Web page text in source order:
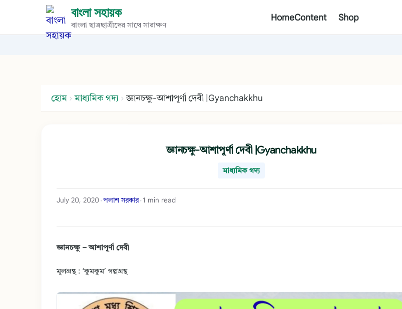
বাংলা সহায়ক
বাংলা ছাত্রছাত্রীদের সাথে সারাক্ষণ
HomeContent Shop
হোম › মাধ্যমিক গদ্য › জ্ঞানচক্ষু-আশাপূর্ণা দেবী |Gyanchakkhu
জ্ঞানচক্ষু-আশাপূর্ণা দেবী |Gyanchakkhu
মাধ্যমিক গদ্য
July 20, 2020 • পলাশ সরকার • 1 min read
জ্ঞানচক্ষু – আশাপূর্ণা দেবী
মূলগ্রন্থ : ‘কুমকুম’ গল্পগ্রন্থ